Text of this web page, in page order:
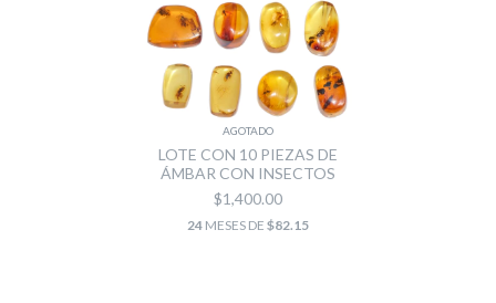
AGOTADO
LOTE CON 10 PIEZAS DE
ÁMBAR CON INSECTOS
$1,400.00
24 MESES DE $82.15